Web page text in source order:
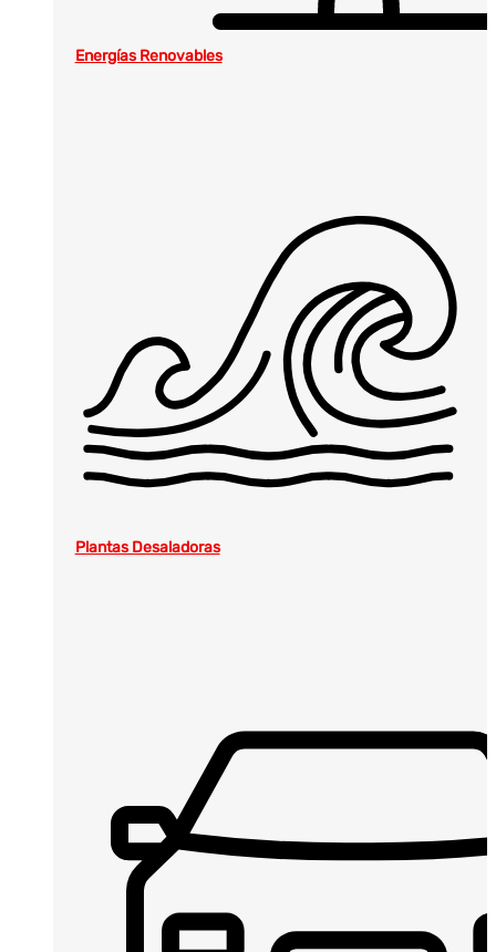
Energías Renovables
Plantas Desaladoras